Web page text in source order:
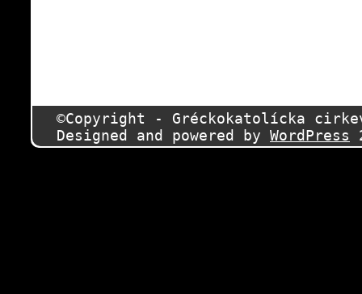
©Copyright - Gréckokatolícka
Designed and powered by WordPress